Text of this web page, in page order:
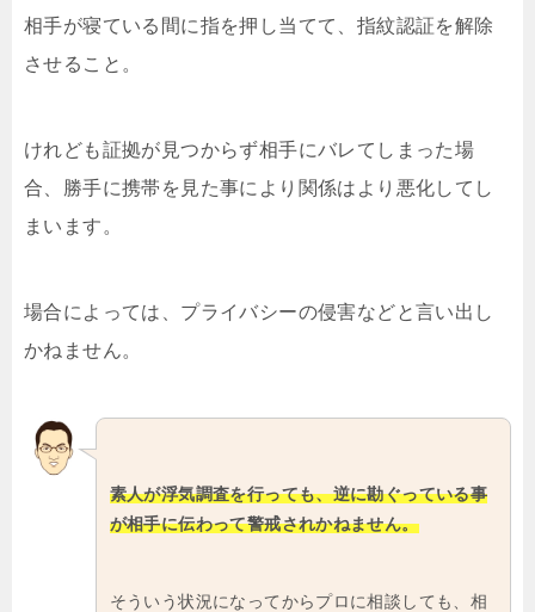
相手が寝ている間に指を押し当てて、指紋認証を解除
させること。
けれども証拠が見つからず相手にバレてしまった場
合、勝手に携帯を見た事により関係はより悪化してし
まいます。
場合によっては、プライバシーの侵害などと言い出し
かねません。
素人が浮気調査を行っても、逆に勘ぐっている事
が相手に伝わって警戒されかねません。
そういう状況になってからプロに相談しても、相